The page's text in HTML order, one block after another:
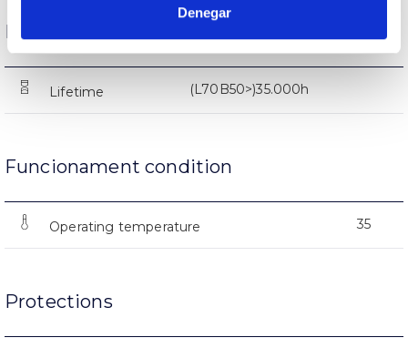
Denegar
Life
Lifetime (L70B50>)35.000h
Funcionament condition
Operating temperature 35
Protections